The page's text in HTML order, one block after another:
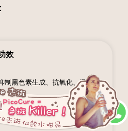
效
制黑色素生成、抗氧化、提亮膚
制酪胺酸酶活性，減少黑色素